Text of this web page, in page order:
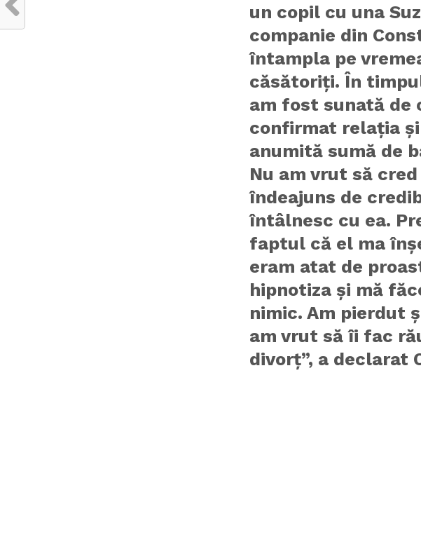
un copil cu una
companie din
întampla pe
căsătoriţi. În
am fost sunată de
confirmat relaţia
anumită sumă de
Nu am vrut să
îndeajuns de
întâlnesc cu ea.
faptul că el ma
eram atat de
hipnotiza şi mă
nimic. Am pierdut
am vrut să îi fac
divorţ”, a declarat